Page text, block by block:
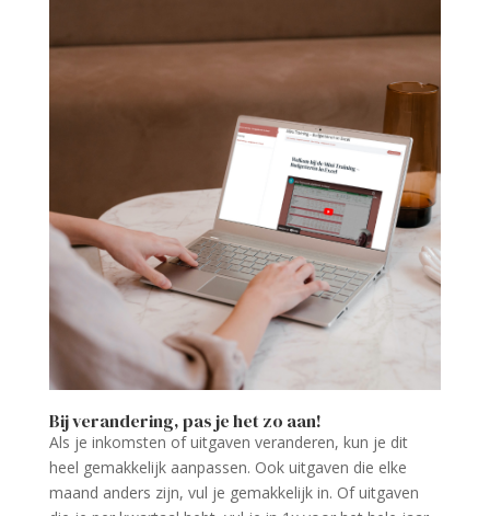
Bij verandering, pas je het zo aan!
Als je inkomsten of uitgaven veranderen, kun je dit
heel gemakkelijk aanpassen. Ook uitgaven die elke
maand anders zijn, vul je gemakkelijk in. Of uitgaven